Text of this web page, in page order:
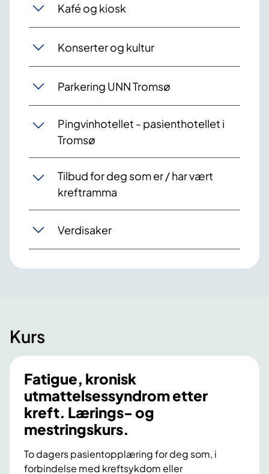
Kafé og kiosk
Konserter og kultur
Parkering UNN Tromsø
Pingvinhotellet - pasienthotellet i
Tromsø
Tilbud for deg som er / har vært
kreftramma
Verdisaker
Kurs
Fatigue, kronisk
utmattelsessyndrom etter
kreft. Lærings- og
mestringskurs.
To dagers pasientopplæring for deg som, i
forbindelse med kreftsykdom eller